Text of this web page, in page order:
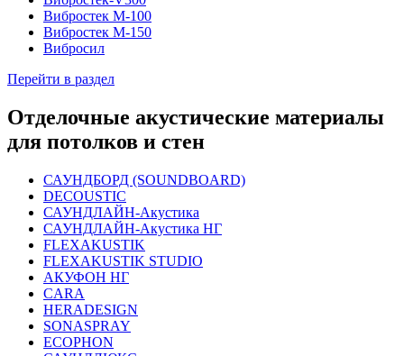
Вибростек М-100
Вибростек М-150
Вибросил
Перейти в раздел
Отделочные акустические материалы
для потолков и стен
САУНДБОРД (SOUNDBOARD)
DECOUSTIC
САУНДЛАЙН-Акустика
САУНДЛАЙН-Акустика НГ
FLEXAKUSTIK
FLEXAKUSTIK STUDIO
АКУФОН НГ
CARA
HERADESIGN
SONASPRAY
ECOPHON